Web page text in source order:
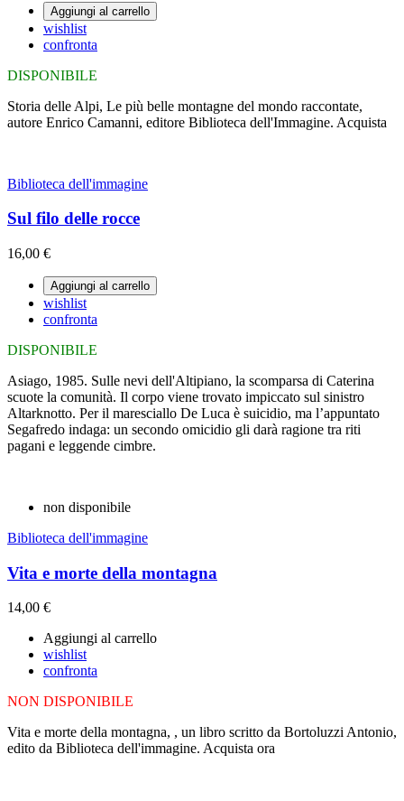
Aggiungi al carrello
wishlist
confronta
DISPONIBILE
Storia delle Alpi, Le più belle montagne del mondo raccontate,
autore Enrico Camanni, editore Biblioteca dell'Immagine. Acquista
Biblioteca dell'immagine
Sul filo delle rocce
16,00 €
Aggiungi al carrello
wishlist
confronta
DISPONIBILE
Asiago, 1985. Sulle nevi dell'Altipiano, la scomparsa di Caterina
scuote la comunità. Il corpo viene trovato impiccato sul sinistro
Altarknotto. Per il maresciallo De Luca è suicidio, ma l’appuntato
Segafredo indaga: un secondo omicidio gli darà ragione tra riti
pagani e leggende cimbre.
non disponibile
Biblioteca dell'immagine
Vita e morte della montagna
14,00 €
Aggiungi al carrello
wishlist
confronta
NON DISPONIBILE
Vita e morte della montagna, , un libro scritto da Bortoluzzi Antonio,
edito da Biblioteca dell'immagine. Acquista ora